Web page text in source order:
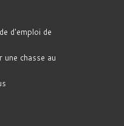
d'emploi de
une chasse au